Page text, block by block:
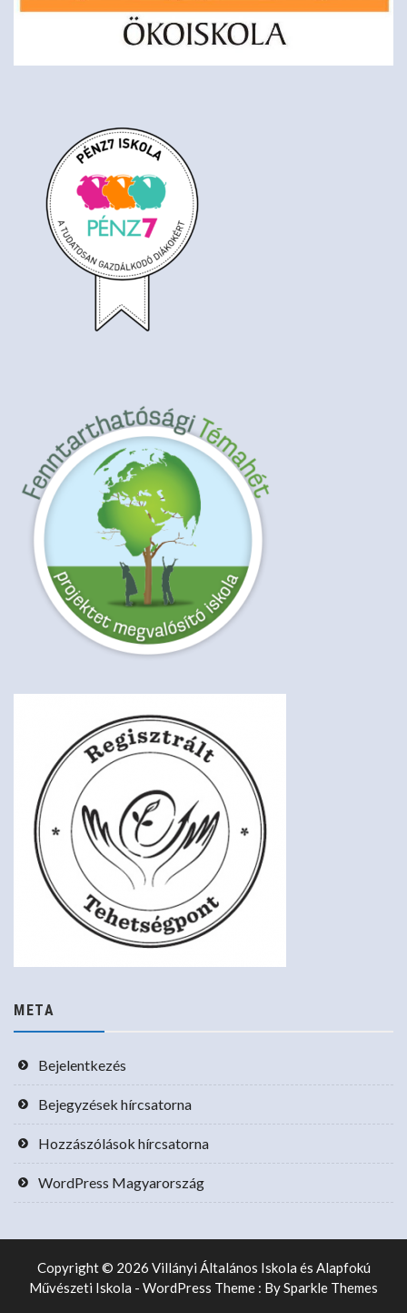
META
Bejelentkezés
Bejegyzések hírcsatorna
Hozzászólások hírcsatorna
WordPress Magyarország
Copyright © 2026 Villányi Általános Iskola és Alapfokú
Művészeti Iskola - WordPress Theme : BySparkle Themes